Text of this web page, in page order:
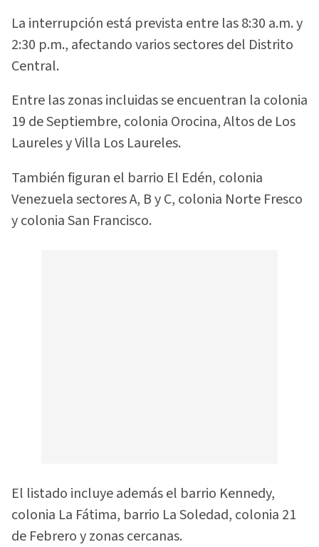
La interrupción está prevista entre las 8:30 a.m. y
2:30 p.m., afectando varios sectores del Distrito
Central.
Entre las zonas incluidas se encuentran la colonia
19 de Septiembre, colonia Orocina, Altos de Los
Laureles y Villa Los Laureles.
También figuran el barrio El Edén, colonia
Venezuela sectores A, B y C, colonia Norte Fresco
y colonia San Francisco.
El listado incluye además el barrio Kennedy,
colonia La Fátima, barrio La Soledad, colonia 21
de Febrero y zonas cercanas.